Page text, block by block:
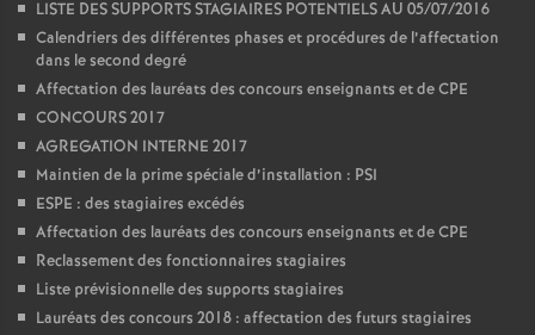
LISTE DES SUPPORTS STAGIAIRES POTENTIELS AU 05/07/2016
Calendriers des différentes phases et procédures de l’affectation
dans le second degré
Affectation des lauréats des concours enseignants et de CPE
CONCOURS 2017
AGREGATION INTERNE 2017
Maintien de la prime spéciale d’installation : PSI
ESPE : des stagiaires excédés
Affectation des lauréats des concours enseignants et de CPE
Reclassement des fonctionnaires stagiaires
Liste prévisionnelle des supports stagiaires
Lauréats des concours 2018 : affectation des futurs stagiaires